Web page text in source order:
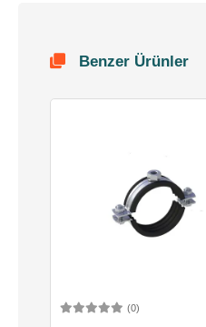
Benzer Ürünler
(0)